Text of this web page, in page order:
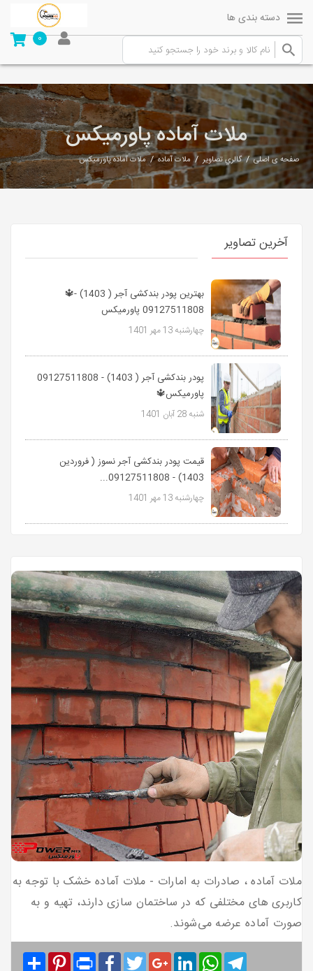
دسته بندی ها
0
ملات آماده پاورمیکس
صفحه ی اصلی/گالري تصاوير/ ملات آماده/ملات آماده پاورمیکس
آخرین تصاویر
بهترین پودر بندکشی آجر ( 1403) -🔱
09127511808 پاورمیکس
چهارشنبه 13 مهر 1401
پودر بندکشی آجر ( 1403) - 09127511808
پاورمیکس🔱
شنبه 28 آبان 1401
قیمت پودر بندکشی آجر نسوز ( فروردین
1403) - 09127511808...
چهارشنبه 13 مهر 1401
ملات آماده ، صادرات به امارات - ملات آماده خشک با توجه به
کاربری های مختلفی که در ساختمان سازی دارند، تهیه و به
صورت آماده عرضه می‌شوند.
SharePinterest Print
FacebookTwitterGoogle+LinkedInWhatsAppTelegram